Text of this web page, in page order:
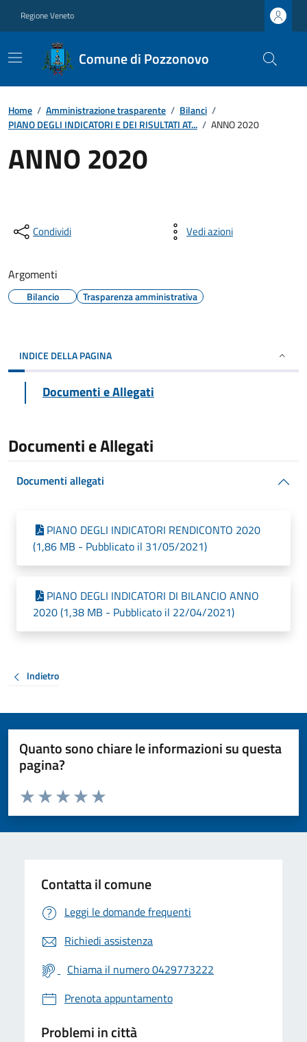
Regione Veneto
Comune di Pozzonovo
Home / Amministrazione trasparente / Bilanci /
PIANO DEGLI INDICATORI E DEI RISULTATI AT... / ANNO 2020
ANNO 2020
Condividi Vedi azioni
Argomenti
Bilancio Trasparenza amministrativa
INDICE DELLA PAGINA
Documenti e Allegati
Documenti e Allegati
Documenti allegati
PIANO DEGLI INDICATORI RENDICONTO 2020
(1,86 MB - Pubblicato il 31/05/2021)
PIANO DEGLI INDICATORI DI BILANCIO ANNO
2020 (1,38 MB - Pubblicato il 22/04/2021)
Indietro
Quanto sono chiare le informazioni su questa
pagina?
Valuta da 1 a 5 stelle la pagina
Valuta 5 stelle su 5
Valuta 4 stelle su 5
Valuta 3 stelle su 5
Valuta 2 stelle su 5
Valuta 1 stelle su 5
Contatta il comune
Leggi le domande frequenti
Richiedi assistenza
Chiama il numero 0429773222
Prenota appuntamento
Problemi in città